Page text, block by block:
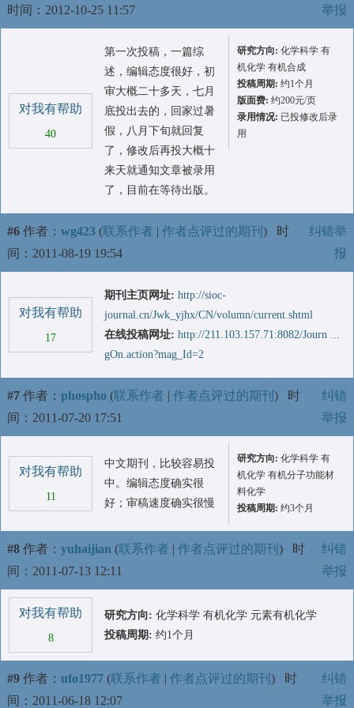
时间：2012-10-25 11:57
举报
对我有帮助
40
第一次投稿，一篇综
述，编辑态度很好，初
审大概二十多天，七月
底投出去的，回家过暑
假，八月下旬就回复
了，修改后再投大概十
来天就通知文章被录用
了，目前在等待出版。
研究方向: 化学科学 有
机化学 有机合成
投稿周期: 约1个月
版面费: 约200元/页
录用情况: 已投修改后录
用
#6 作者： wg423 (联系作者 | 作者点评过的期刊 ) 时
间：2011-08-19 19:54
纠错举
报
对我有帮助
17
期刊主页网址: http://sioc-
journal.cn/Jwk_yjhx/CN/volumn/current.shtml
在线投稿网址: http://211.103.157.71:8082/Journ ...
gOn.action?mag_Id=2
#7 作者： phospho (联系作者 | 作者点评过的期刊 ) 时
间：2011-07-20 17:51
纠错
举报
对我有帮助
11
中文期刊，比较容易投
中。编辑态度确实很
好；审稿速度确实很慢
研究方向: 化学科学 有
机化学 有机分子功能材
料化学
投稿周期: 约3个月
#8 作者： yuhaijian (联系作者 | 作者点评过的期刊 ) 时
间：2011-07-13 12:11
纠错
举报
对我有帮助
8
研究方向: 化学科学 有机化学 元素有机化学
投稿周期: 约1个月
#9 作者： ufo1977 (联系作者 | 作者点评过的期刊 ) 时
间：2011-06-18 12:07
纠错
举报